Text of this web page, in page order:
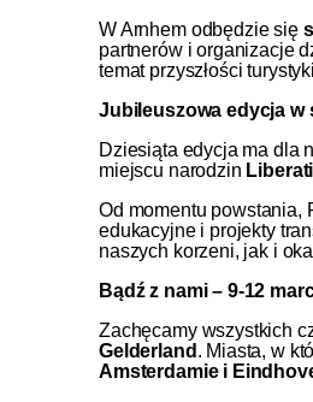
W Arnhem odbędzie się
partnerów i organizacje
temat przyszłości
Jubileuszowa edycja w
Dziesiąta edycja ma dla
miejscu narodzin
Od momentu powstania,
edukacyjne i projekty
naszych korzeni, jak i
Bądź z nami – 9-12
Zachęcamy wszystkich
Gelderland . Miasta, w
Amsterdamie i